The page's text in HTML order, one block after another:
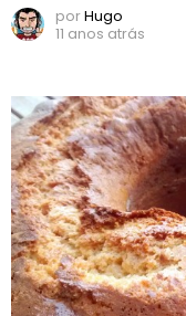
porHugo
11 anos atrás